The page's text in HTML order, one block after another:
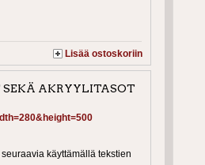
Lisää ostoskoriin
AKRYYLITASOT
käyttämällä tekstien